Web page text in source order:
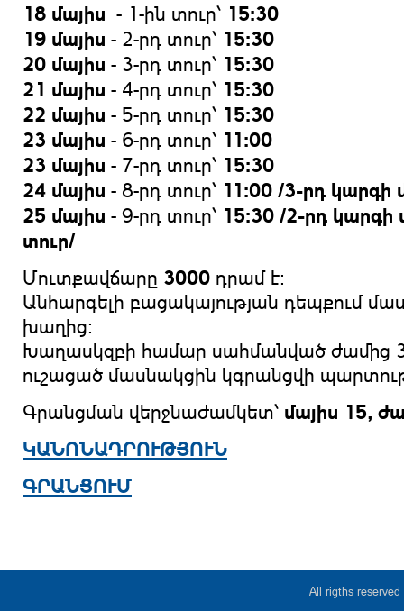
18 մայիս - 1-ին տուր՝ 15:30
19 մայիս - 2-րդ տուր՝ 15:30
20 մայիս - 3-րդ տուր՝ 15:30
21 մայիս - 4-րդ տուր՝ 15:30
22 մայիս - 5-րդ տուր՝ 15:30
23 մայիս - 6-րդ տուր՝ 11:00
23 մայիս - 7-րդ տուր՝ 15:30
24 մայիս - 8-րդ տուր՝ 11:00 /3-րդ կարգի
25 մայիս - 9-րդ տուր՝ 15:30 /2-րդ կարգի
տուր/
Մուտքավճարը 3000 դրամ է:
Անհարգելի բացակայության դեպքում
խաղից:
Խաղասկզբի համար սահմանված ժամից
ուշացած մասնակցին կգրանցվի
Գրանցման վերջնաժամկետ՝ մայիս 15,
ԿԱՆՈՆԱԴՐՈՒԹՅՈՒՆ
ԳՐԱՆՑՈՒՄ
All rigths